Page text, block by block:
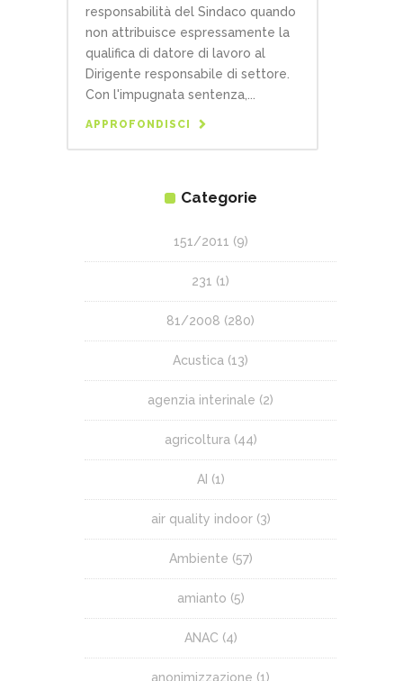
responsabilità del Sindaco quando
non attribuisce espressamente la
qualifica di datore di lavoro al
Dirigente responsabile di settore.
Con l'impugnata sentenza,...
APPROFONDISCI
Categorie
151/2011 (9)
231 (1)
81/2008 (280)
Acustica (13)
agenzia interinale (2)
agricoltura (44)
AI (1)
air quality indoor(3)
Ambiente (57)
amianto (5)
ANAC (4)
anonimizzazione (1)